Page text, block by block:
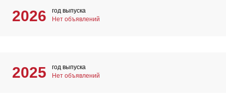
2026
год выпуска
Нет объявлений
2025
год выпуска
Нет объявлений